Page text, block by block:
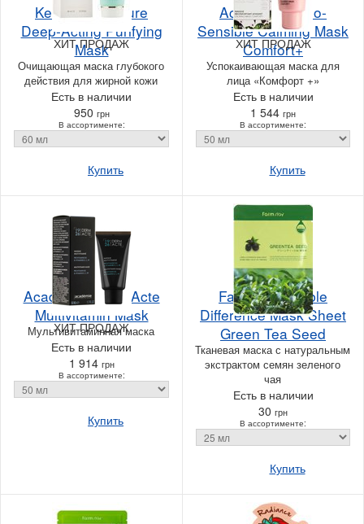
ХИТ ПРОДАЖ
Keenwell Biopure
Deep-Acting Purifying
Mask
Очищающая маска глубокого
действия для жирной кожи
Есть в наличии
950 грн
В ассортименте:
Купить
ХИТ ПРОДАЖ
Academie Hypo-
Sensible Calming Mask
Comfort+
Успокаивающая маска для
лица «Комфорт +»
Есть в наличии
1 544 грн
В ассортименте:
Купить
ХИТ ПРОДАЖ
Academie Derm Acte
Multivitamin Mask
Мультивитаминная маска
Есть в наличии
1 914 грн
В ассортименте:
Купить
FarmStay Visible
Difference Mask Sheet
Green Tea Seed
Тканевая маска с натуральным
экстрактом семян зеленого
чая
Есть в наличии
30 грн
В ассортименте:
Купить